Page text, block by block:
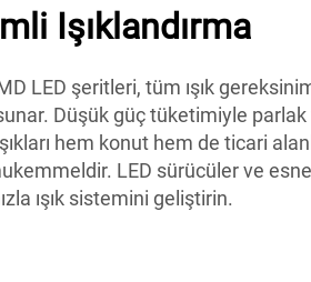
Işıklandırma
LED şeritleri, tüm ışık
Düşük güç tüketimiyle parlak
hem konut hem de ticari
LED sürücüler ve
ışık sistemini geliştirin.